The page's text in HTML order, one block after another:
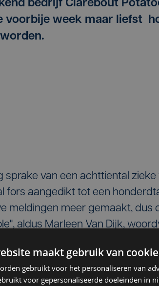
bedrijf Clarebout
voorbije week maar liefst
sprake van een achttiental
fors aangedikt tot een
meldingen meer gemaakt, dus
aldus Marleen Van Dijk,
De werknemers
klagen voornamelijk over
die symptomen.
maakt gebruik van
gebruikt voor het personaliseren van
voor gepersonaliseerde doeleinden in